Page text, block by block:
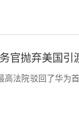
官抛弃美国引
高法院驳回了华为